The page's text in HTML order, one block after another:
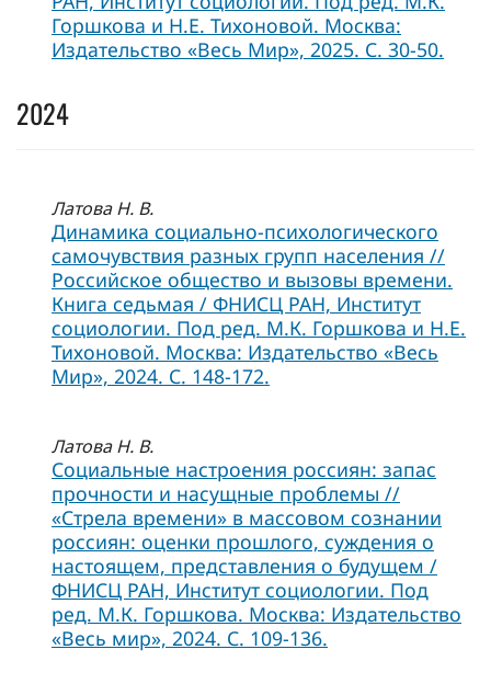
Горшкова и Н.Е. Тихоновой. Москва:
Издательство «Весь Мир», 2025. С. 30-50.
2024
Латова Н. В.
Динамика социально-психологического
самочувствия разных групп населения //
Российское общество и вызовы времени.
Книга седьмая / ФНИСЦ РАН, Институт
социологии. Под ред. М.К. Горшкова и Н.Е.
Тихоновой. Москва: Издательство «Весь
Мир», 2024. С. 148-172.
Латова Н. В.
Социальные настроения россиян: запас
прочности и насущные проблемы //
«Стрела времени» в массовом сознании
россиян: оценки прошлого, суждения о
настоящем, представления о будущем /
ФНИСЦ РАН, Институт социологии. Под
ред. М.К. Горшкова. Москва: Издательство
«Весь мир», 2024. С. 109-136.